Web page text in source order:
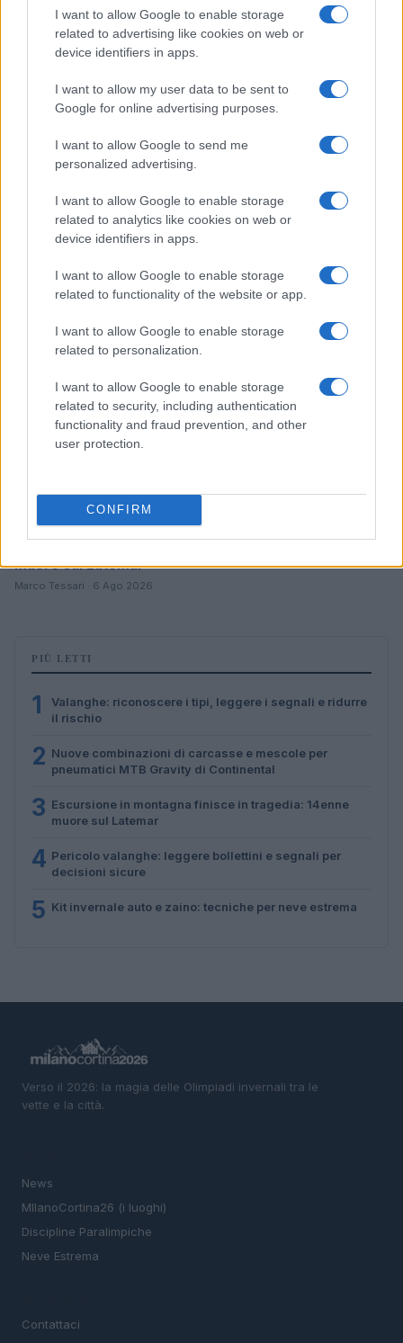
I want to allow Google to enable storage
related to advertising like cookies on web or
device identifiers in apps.
I want to allow my user data to be sent to
Google for online advertising purposes.
I want to allow Google to send me
personalized advertising.
I want to allow Google to enable storage
related to analytics like cookies on web or
device identifiers in apps.
I want to allow Google to enable storage
related to functionality of the website or app.
I want to allow Google to enable storage
related to personalization.
I want to allow Google to enable storage
related to security, including authentication
functionality and fraud prevention, and other
user protection.
CONFIRM
Nuove combinazioni di carcasse e mescole per
pneumatici MTB Gravity di Continental
NEVE ESTREMA
muore sul Latemar
Marco Tessari · 6 Ago 2026
PIÙ LETTI
1
Valanghe: riconoscere i tipi, leggere i segnali e ridurre
il rischio
2 Nuove combinazioni di carcasse e mescole per
pneumatici MTB Gravity di Continental
3 Escursione in montagna finisce in tragedia: 14enne
muore sul Latemar
4 Pericolo valanghe: leggere bollettini e segnali per
decisioni sicure
5 Kit invernale auto e zaino: tecniche per neve estrema
Verso il 2026: la magia delle Olimpiadi invernali tra le
vette e la città.
News
MIlanoCortina26 (i luoghi)
Discipline Paralimpiche
Neve Estrema
Contattaci